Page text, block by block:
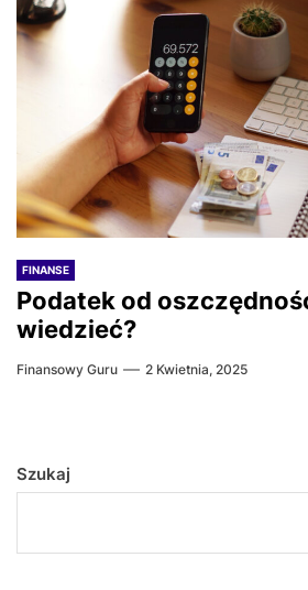
FINANSE
Podatek od
wiedzieć?
Finansowy Guru 2 Kwietnia, 2025
Szukaj